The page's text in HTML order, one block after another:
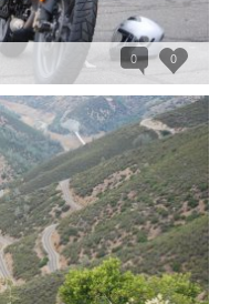
0
0